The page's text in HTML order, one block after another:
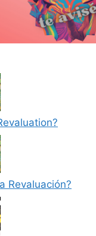
Revaluación?